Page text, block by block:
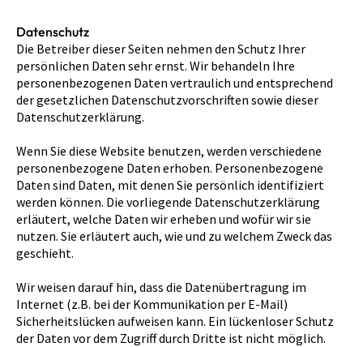
Datenschutz
Die Betreiber dieser Seiten nehmen den Schutz Ihrer
persönlichen Daten sehr ernst. Wir behandeln Ihre
personenbezogenen Daten vertraulich und entsprechend
der gesetzlichen Datenschutzvorschriften sowie dieser
Datenschutzerklärung.
Wenn Sie diese Website benutzen, werden verschiedene
personenbezogene Daten erhoben. Personenbezogene
Daten sind Daten, mit denen Sie persönlich identifiziert
werden können. Die vorliegende Datenschutzerklärung
erläutert, welche Daten wir erheben und wofür wir sie
nutzen. Sie erläutert auch, wie und zu welchem Zweck das
geschieht.
Wir weisen darauf hin, dass die Datenübertragung im
Internet (z.B. bei der Kommunikation per E-Mail)
Sicherheitslücken aufweisen kann. Ein lückenloser Schutz
der Daten vor dem Zugriff durch Dritte ist nicht möglich.